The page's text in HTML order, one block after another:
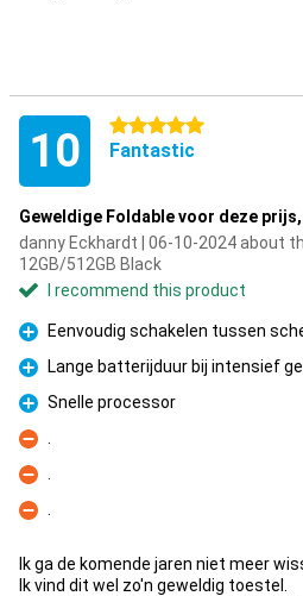
10 5 stars
Fantastic
Geweldige Foldable voor deze
danny Eckhardt | 06-10-2024 about
12GB/512GB Black
I recommend this product
Pro
Eenvoudig schakelen tussen
Pro
Lange batterijduur bij intensief
Pro
Snelle processor
Con
Con
Con
Ik ga de komende jaren niet meer
Ik vind dit wel zo'n geweldig toestel.